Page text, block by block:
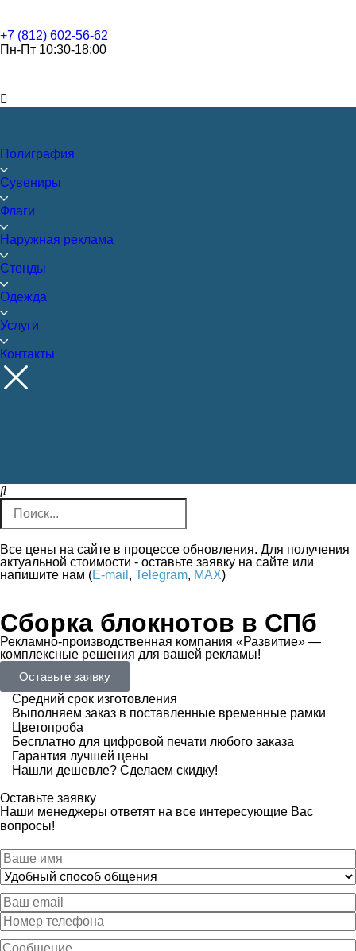
+7 (812) 602-56-62
Пн-Пт 10:30-18:00
Полиграфия
Сувениры
Флаги
Наружная реклама
Стенды
Одежда
Услуги
Контакты
Все цены на сайте в процессе обновления. Для получения
актуальной стоимости - оставьте заявку на сайте или
напишите нам (E-mail , Telegram, MAX)
Сборка блокнотов в СПб
Рекламно-производственная компания «Развитие» —
комплексные решения для вашей рекламы!
Оставьте заявку
Средний срок изготовления
Выполняем заказ в поставленные временные рамки
Цветопроба
Бесплатно для цифровой печати любого заказа
Гарантия лучшей цены
Нашли дешевле? Сделаем скидку!
Оставьте заявку
Наши менеджеры ответят на все интересующие Вас
вопросы!